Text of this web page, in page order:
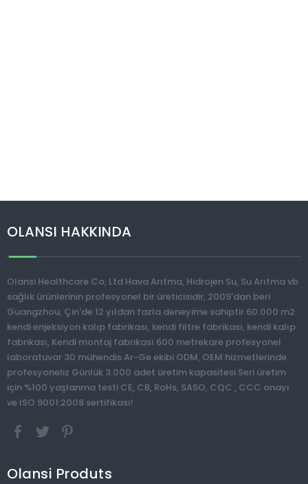
OLANSI HAKKINDA
Olansi Healthcare Co, Ltd Hava Arıtma, Hidrojen Su, Su Arıtma vb
sağlık ürünlerinin profesyonel bir üreticisidir, 2009'dan beri
Guangzhou, Çin'de 12 yıldan fazla deneyime sahiptir.60.000 m2
kendi enjeksiyon kalıp fabrikası, kendi filtre fabrikası, kendi kalıp
fabrikası, Kendi montaj fabrikası 600 metrekare profesyonel
laboratuvar 30 mühendis Ar-Ge ekibi ODM, OEM hizmetlerinde
profesyoneliz Günlük 3.000 adet üretim kapasitesi Seri üretim
için %100 yaşlanma testi CE, CB, RoHs, SASO, CQC , CCC onayı
ve ISO 9001:2008 sertifikası!
Olansi Produts